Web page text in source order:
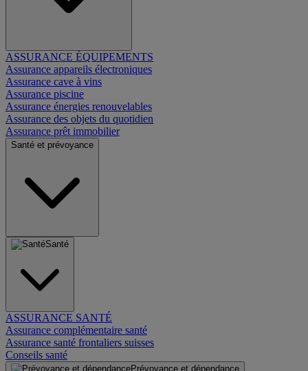
ASSURANCE ÉQUIPEMENTS
Assurance appareils électroniques
Assurance cave à vins
Assurance piscine
Assurance énergies renouvelables
Assurance des objets du quotidien
Assurance prêt immobilier
Santé et prévoyance
Santé
ASSURANCE SANTÉ
Assurance complémentaire santé
Assurance santé frontaliers suisses
Conseils santé
Prévoyance et dépendance